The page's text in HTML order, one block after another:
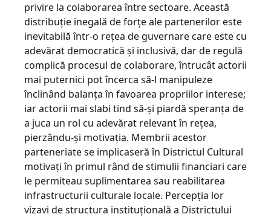
privire la colaborarea între sectoare. Această
distribuţie inegală de forţe ale partenerilor este
inevitabilă într-o reţea de guvernare care este cu
adevărat democratică şi inclusivă, dar de regulă
complică procesul de colaborare, întrucât actorii
mai puternici pot încerca să-l manipuleze
înclinând balanţa în favoarea propriilor interese;
iar actorii mai slabi tind să-şi piardă speranţa de
a juca un rol cu adevărat relevant în reţea,
pierzându-şi motivaţia. Membrii acestor
parteneriate se implicaseră în Districtul Cultural
motivaţi în primul rând de stimulii financiari care
le permiteau suplimentarea sau reabilitarea
infrastructurii culturale locale. Percepţia lor
vizavi de structura instituţională a Districtului